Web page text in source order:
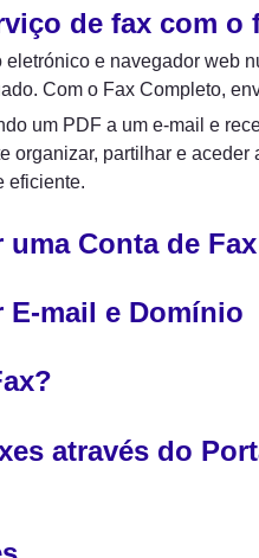
de fax com o
e navegador web
Com o Fax Completo,
um PDF a um e-mail e
organizar, partilhar e
eficiente.
Conta de Fax
mail e Domínio
através do